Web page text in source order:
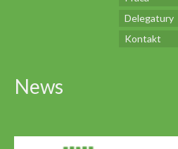
Delegatury
Kontakt
News